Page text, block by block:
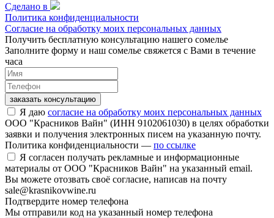
Сделано в
Политика конфиденциальности
Согласие на обработку моих персональных данных
Получить бесплатную консультацию нашего сомелье
Заполните форму и наш сомелье свяжется с Вами в течение
часа
заказать консультацию
Я даю согласие на обработку моих персональных данных
ООО "Красников Вайн" (ИНН 9102061030) в целях обработки
заявки и получения электронных писем на указанную почту.
Политика конфиденциальности — по ссылке
Я согласен получать рекламные и информационные
материалы от ООО "Красников Вайн" на указанный email.
Вы можете отозвать своё согласие, написав на почту
sale@krasnikovwine.ru
Подтвердите номер телефона
Мы отправили код на указанный номер телефона